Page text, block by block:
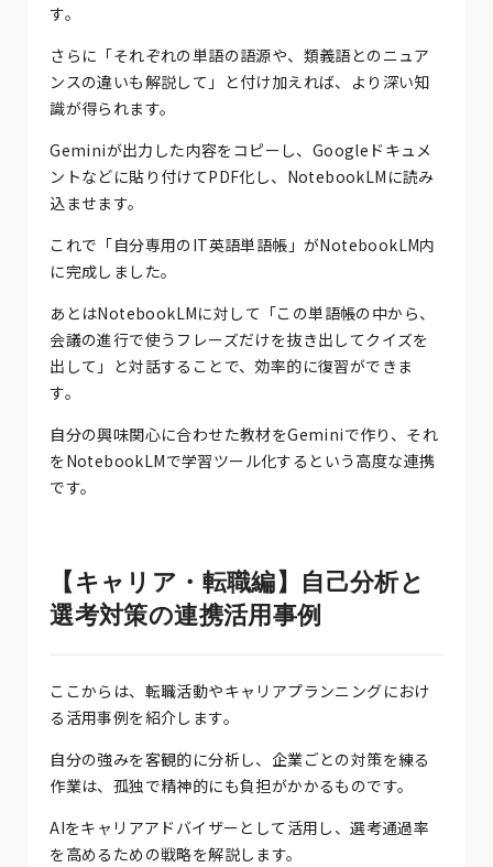
す。
さらに「それぞれの単語の語源や、類義語とのニュア
ンスの違いも解説して」と付け加えれば、より深い知
識が得られます。
Geminiが出力した内容をコピーし、Googleドキュメ
ントなどに貼り付けてPDF化し、NotebookLMに読み
込ませます。
これで「自分専用のIT英語単語帳」がNotebookLM内
に完成しました。
あとはNotebookLMに対して「この単語帳の中から、
会議の進行で使うフレーズだけを抜き出してクイズを
出して」と対話することで、効率的に復習ができま
す。
自分の興味関心に合わせた教材をGeminiで作り、それ
をNotebookLMで学習ツール化するという高度な連携
です。
【キャリア・転職編】自己分析と
選考対策の連携活用事例
ここからは、転職活動やキャリアプランニングにおけ
る活用事例を紹介します。
自分の強みを客観的に分析し、企業ごとの対策を練る
作業は、孤独で精神的にも負担がかかるものです。
AIをキャリアアドバイザーとして活用し、選考通過率
を高めるための戦略を解説します。